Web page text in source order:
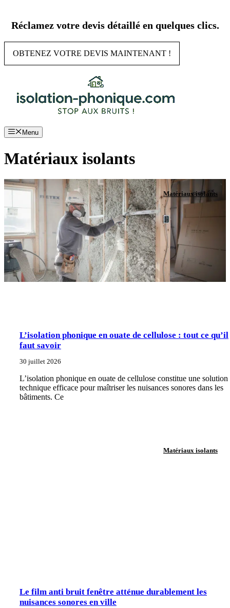
contenu
Réclamez votre devis détaillé en quelques clics.
OBTENEZ VOTRE DEVIS MAINTENANT !
Menu
Matériaux isolants
Matériaux isolants
L’isolation phonique en ouate de cellulose : tout ce qu’il
faut savoir
30 juillet 2026
L’isolation phonique en ouate de cellulose constitue une solution
technique efficace pour maîtriser les nuisances sonores dans les
bâtiments. Ce
Matériaux isolants
Le film anti bruit fenêtre atténue durablement les
nuisances sonores en ville